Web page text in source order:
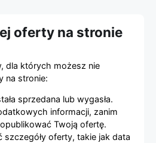
oferty na stronie
dla których możesz nie
na stronie:
sprzedana lub wygasła.
informacji, zanim
Twoją ofertę.
szczegóły oferty, takie jak data